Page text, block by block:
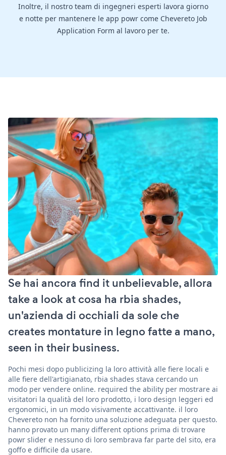
Inoltre, il nostro team di ingegneri esperti lavora giorno
e notte per mantenere le app powr come Chevereto Job
Application Form al lavoro per te.
Se hai ancora find it unbelievable, allora
take a look at cosa ha rbia shades,
un'azienda di occhiali da sole che
creates montature in legno fatte a mano,
seen in their business.
Pochi mesi dopo publicizing la loro attività alle fiere locali e
alle fiere dell'artigianato, rbia shades stava cercando un
modo per vendere online. required the ability per mostrare ai
visitatori la qualità del loro prodotto, i loro design leggeri ed
ergonomici, in un modo visivamente accattivante. il loro
Chevereto non ha fornito una soluzione adeguata per questo.
hanno provato un many different options prima di trovare
powr slider e nessuno di loro sembrava far parte del sito, era
goffo e difficile da usare.